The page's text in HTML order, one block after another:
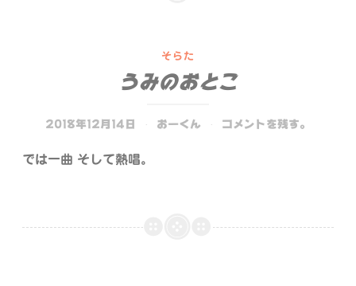
そらた
うみのおとこ
2018年12月14日 おーくん コメントを残す。
では一曲 そして熱唱。